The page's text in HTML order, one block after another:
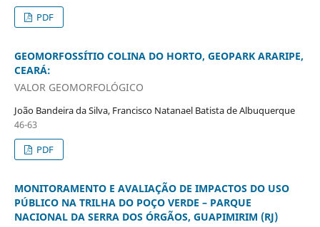
PDF
GEOMORFOSSÍTIO COLINA DO HORTO, GEOPARK ARARIPE,
CEARÁ:
VALOR GEOMORFOLÓGICO
João Bandeira da Silva, Francisco Natanael Batista de Albuquerque
46-63
PDF
MONITORAMENTO E AVALIAÇÃO DE IMPACTOS DO USO
PÚBLICO NA TRILHA DO POÇO VERDE – PARQUE
NACIONAL DA SERRA DOS ÓRGÃOS, GUAPIMIRIM (RJ)